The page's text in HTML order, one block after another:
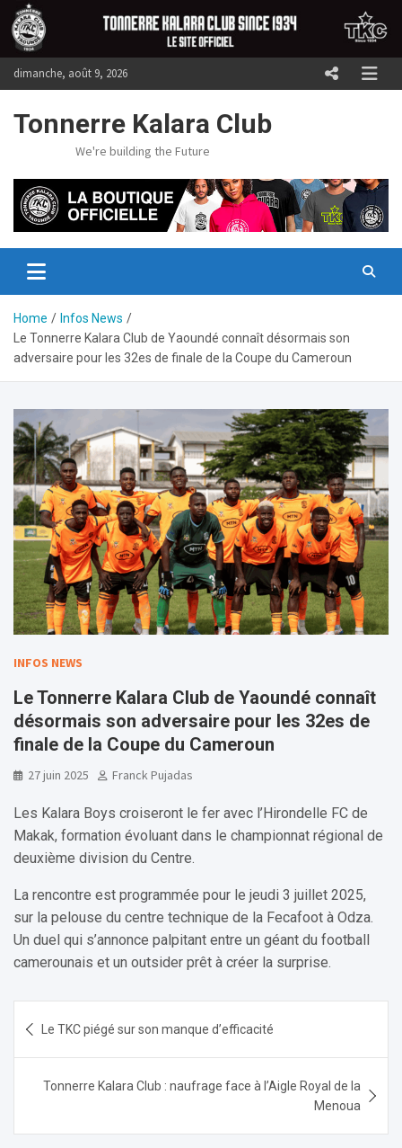
Skip
content
dimanche, août 9, 2026
Tonnerre Kalara Club
We're building the Future
Home
Infos News
Le Tonnerre Kalara Club de Yaoundé connaît désormais son
adversaire pour les 32es de finale de la Coupe du Cameroun
INFOS NEWS
Le Tonnerre Kalara Club de Yaoundé connaît
désormais son adversaire pour les 32es de
finale de la Coupe du Cameroun
27 juin 2025 Franck Pujadas
Les Kalara Boys croiseront le fer avec l’Hirondelle FC de
Makak, formation évoluant dans le championnat régional de
deuxième division du Centre.
La rencontre est programmée pour le jeudi 3 juillet 2025,
sur la pelouse du centre technique de la Fecafoot à Odza.
Un duel qui s’annonce palpitant entre un géant du football
camerounais et un outsider prêt à créer la surprise.
de
Le TKC piégé sur son manque d’efficacité
Tonnerre Kalara Club : naufrage face à l’Aigle Royal de la
Menoua